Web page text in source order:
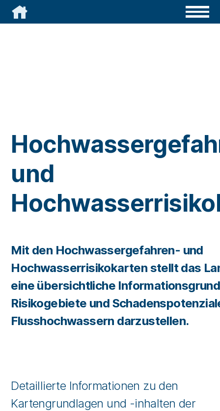

und
Mit den Hochwassergefahren- und
Hochwasserrisikokarten stellt das
eine übersichtliche
Risikogebiete und
Flusshochwassern darzustellen.
Detaillierte Informationen zu den
Kartengrundlagen und -inhalten der